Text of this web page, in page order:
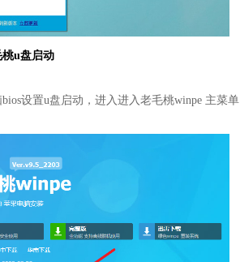
桃u盘启动
设置u盘启动，进入进入老毛桃winpe 主菜单